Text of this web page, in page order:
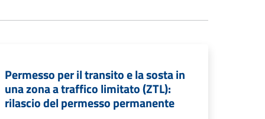
Permesso per il transito e la sosta in
una zona a traffico limitato (ZTL):
rilascio del permesso permanente